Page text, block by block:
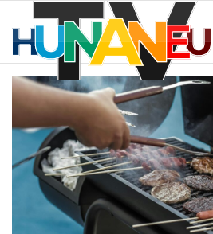
Inhalt
springen